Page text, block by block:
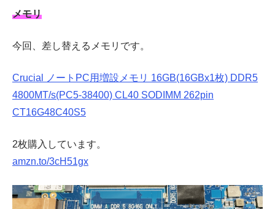
メモリ
今回、差し替えるメモリです。
Crucial ノートPC用増設メモリ 16GB(16GBx1枚) DDR5
4800MT/s(PC5-38400) CL40 SODIMM 262pin
CT16G48C40S5
2枚購入しています。
amzn.to/3cH51gx